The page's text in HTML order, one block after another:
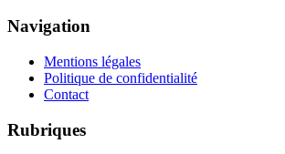
Navigation
Mentions légales
Politique de confidentialité
Contact
Rubriques